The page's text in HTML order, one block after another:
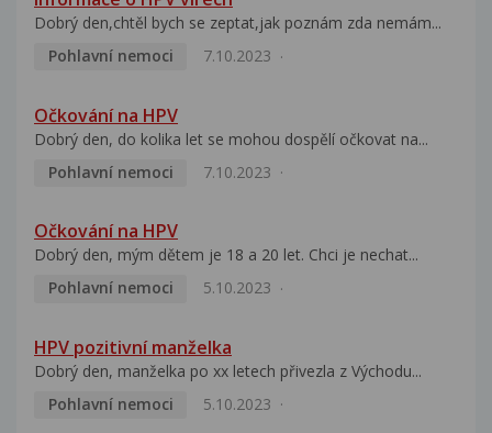
Dobrý den,chtěl bych se zeptat,jak poznám zda nemám...
Pohlavní nemoci
7.10.2023
Očkování na HPV
Dobrý den, do kolika let se mohou dospělí očkovat na...
Pohlavní nemoci
7.10.2023
Očkování na HPV
Dobrý den, mým dětem je 18 a 20 let. Chci je nechat...
Pohlavní nemoci
5.10.2023
HPV pozitivní manželka
Dobrý den, manželka po xx letech přivezla z Východu...
Pohlavní nemoci
5.10.2023